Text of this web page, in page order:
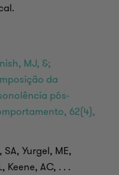
MJ, &;
da
pós-
62(4),
Yurgel, ME,
Keene, AC, . . .